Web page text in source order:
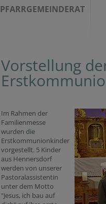
PFARRGEMEINDERAT
Vorstellung
Im Rahmen der
Familienmesse
wurden die
Erstkommunionkinder
vorgestellt. 5 Kinder
aus Hennersdorf
werden von unserer
Pastoralassistentin
unter dem Motto
"Jesus, ich bau auf